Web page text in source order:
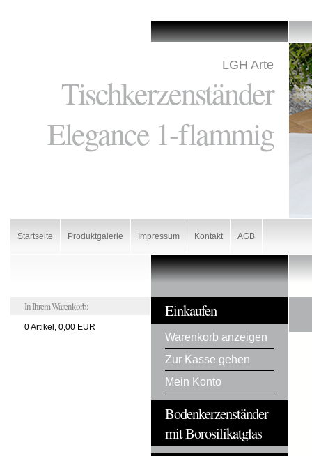
LGH Arte
Tischkerzenständer
Elegance 1-flammig
Startseite Produktgalerie Impressum Kontakt AGB
In Ihrem Warenkorb:
0Artikel, 0,00 EUR
Einkaufen
Warenkorb anzeigen
Zur Kasse gehen
Mein Konto
Bodenkerzenständer
mit Borosilikatglas